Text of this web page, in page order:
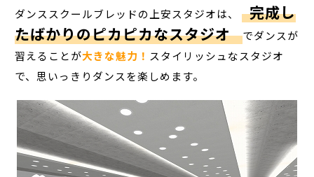
ダンススクールブレッドの上安スタジオは、 完成し
たばかりのピカピカなスタジオ でダンスが
習えることが大きな魅力！ スタイリッシュなスタジオ
で、思いっきりダンスを楽しめます。